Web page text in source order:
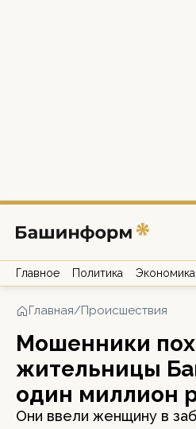
Главное Политика Экономика
Главная/Происшествия
Мошенники
жительницы
один миллион
Они ввели женщину в